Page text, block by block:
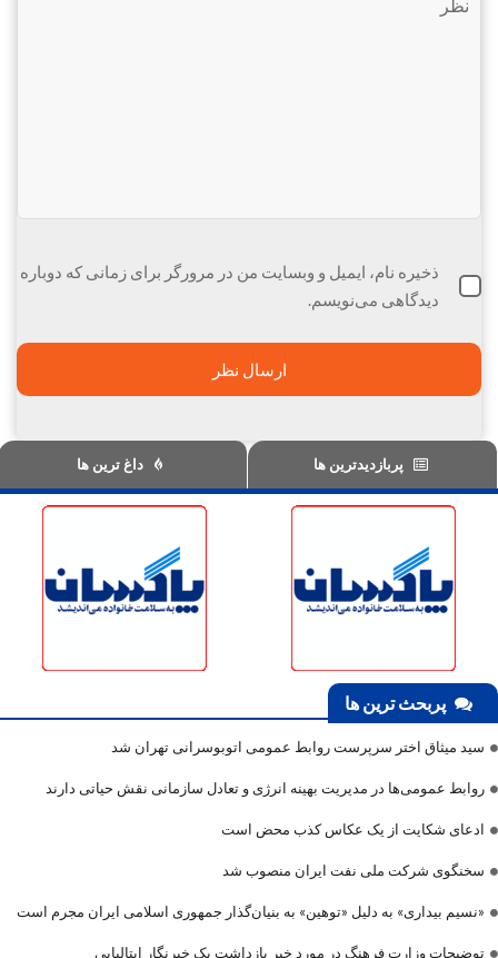
ذخیره نام، ایمیل و وبسایت من در مرورگر برای زمانی که دوباره
دیدگاهی می‌نویسم.
پربازدیدترین ها داغ ترین ها
پربحث ترین ها
سید میثاق اختر سرپرست روابط عمومی اتوبوسرانی تهران شد
روابط عمومی‌ها در مدیریت بهینه انرژی و تعادل سازمانی نقش حیاتی دارند
ادعای شکایت از یک عکاس کذب محض است
سخنگوی شرکت ملی نفت ایران منصوب شد
«نسیم بیداری» به دلیل «توهین» به بنیان‌گذار جمهوری اسلامی ایران مجرم است
توضیحات وزارت فرهنگ در مورد خبر بازداشت یک خبرنگار ایتالیایی